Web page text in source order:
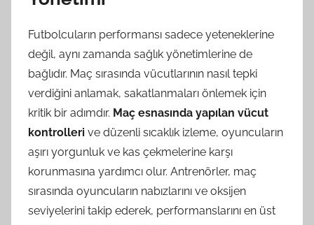
Futbolcuların performansı sadece yeteneklerine
değil, aynı zamanda sağlık yönetimlerine de
bağlıdır. Maç sırasında vücutlarının nasıl tepki
verdiğini anlamak, sakatlanmaları önlemek için
kritik bir adımdır. Maç esnasında yapılan vücut
kontrolleri ve düzenli sıcaklık izleme, oyuncuların
aşırı yorgunluk ve kas çekmelerine karşı
korunmasına yardımcı olur. Antrenörler, maç
sırasında oyuncuların nabızlarını ve oksijen
seviyelerini takip ederek, performanslarını en üst